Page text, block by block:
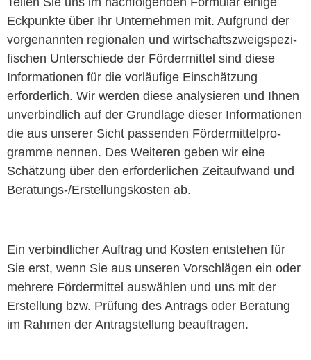
Eck­punk­te über Ihr Unternehmen mit. Auf­grund der
vor­ge­nan­nten regionalen und wirtschaft­szweigspez­i­
fis­chen Unter­schiede der För­der­mit­tel sind diese
Infor­ma­tio­nen für die vor­läu­fige Ein­schätzung
erforder­lich. Wir wer­den diese analysieren und Ihnen
unverbindlich auf der Grund­lage dieser Infor­ma­tio­nen
die aus unser­er Sicht passenden För­der­mit­tel­pro­
gramme nen­nen. Des Weit­eren geben wir eine
Schätzung über den erforder­lichen Zeitaufwand und
Beratungs-/Er­stel­lungskosten ab.
Ein verbindlich­er Auf­trag und Kosten entste­hen für
Sie erst, wenn Sie aus unseren Vorschlä­gen ein oder
mehrere För­der­mit­tel auswählen und uns mit der
Erstel­lung bzw. Prü­fung des Antrags oder Beratung
im Rah­men der Antrag­stel­lung beauftragen.